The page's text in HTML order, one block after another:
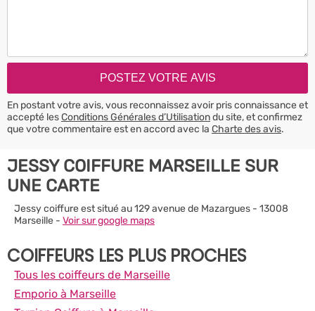
En postant votre avis, vous reconnaissez avoir pris connaissance et
accepté lesConditions Générales d’Utilisationdu site, et confirmez
que votre commentaire est en accord avec la Charte des avis.
JESSY COIFFURE MARSEILLE SUR
UNE CARTE
Jessy coiffure est situé au 129 avenue de Mazargues - 13008
Marseille - Voir sur google maps
COIFFEURS LES PLUS PROCHES
Tous les coiffeurs de Marseille
Emporio à Marseille